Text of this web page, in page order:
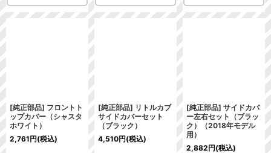
[純正部品] フロントト
ップカバー（シャスタ
ホワイト）
2,761円(税込)
[純正部品] リトルカブ
サイドカバーセット
（ブラック）
4,510円(税込)
[純正部品] サイドカバ
ー左右セット（ブラッ
ク）（2018年モデル
用）
2,882円(税込)